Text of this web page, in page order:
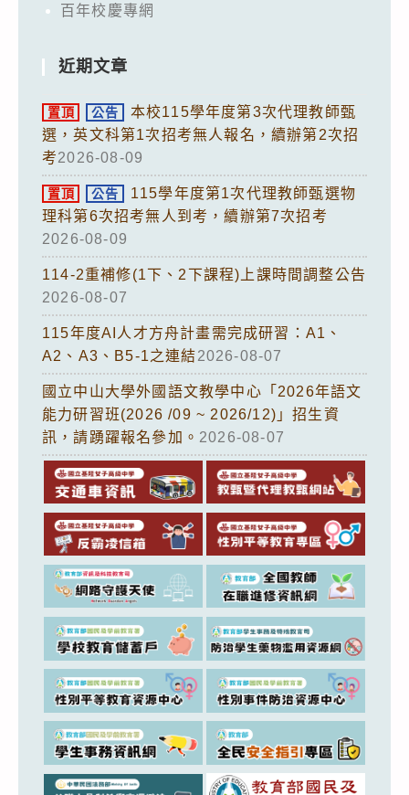
百年校慶專網
近期文章
置頂 公告
本校115學年度第3次代理教師甄
選，英文科第1次招考無人報名，續辦第2次招
考2026-08-09
置頂 公告
115學年度第1次代理教師甄選物
理科第6次招考無人到考，續辦第7次招考
2026-08-09
114-2重補修(1下、2下課程)上課時間調整公告
2026-08-07
115年度AI人才方舟計畫需完成研習：A1、
A2、A3、B5-1之連結2026-08-07
國立中山大學外國語文教學中心「2026年語文
能力研習班(2026 /09 ~ 2026/12)」招生資
訊，請踴躍報名參加。 2026-08-07